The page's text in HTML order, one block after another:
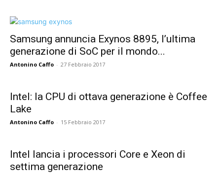
Samsung annuncia Exynos 8895, l’ultima
generazione di SoC per il mondo...
Antonino Caffo - 27 Febbraio 2017
Intel: la CPU di ottava generazione è Coffee
Lake
Antonino Caffo - 15 Febbraio 2017
Intel lancia i processori Core e Xeon di
settima generazione